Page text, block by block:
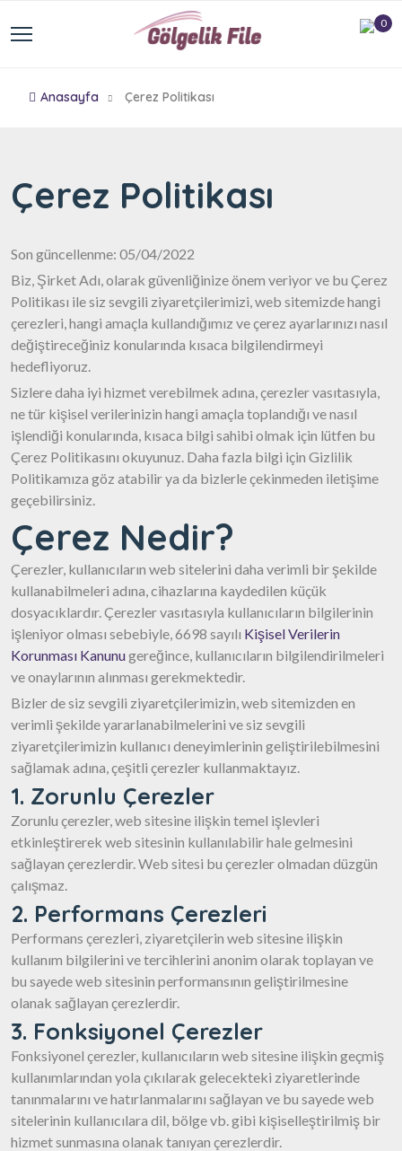
0
Anasayfa Çerez Politikası
Çerez Politikası
Son güncellenme: 05/04/2022
Biz, Şirket Adı, olarak güvenliğinize önem veriyor ve bu Çerez
Politikası ile siz sevgili ziyaretçilerimizi, web sitemizde hangi
çerezleri, hangi amaçla kullandığımız ve çerez ayarlarınızı nasıl
değiştireceğiniz konularında kısaca bilgilendirmeyi
hedefliyoruz.
Sizlere daha iyi hizmet verebilmek adına, çerezler vasıtasıyla,
ne tür kişisel verilerinizin hangi amaçla toplandığı ve nasıl
işlendiği konularında, kısaca bilgi sahibi olmak için lütfen bu
Çerez Politikasını okuyunuz. Daha fazla bilgi için Gizlilik
Politikamıza göz atabilir ya da bizlerle çekinmeden iletişime
geçebilirsiniz.
Çerez Nedir?
Çerezler, kullanıcıların web sitelerini daha verimli bir şekilde
kullanabilmeleri adına, cihazlarına kaydedilen küçük
dosyacıklardır. Çerezler vasıtasıyla kullanıcıların bilgilerinin
işleniyor olması sebebiyle, 6698 sayılı Kişisel Verilerin
Korunması Kanunugereğince, kullanıcıların bilgilendirilmeleri
ve onaylarının alınması gerekmektedir.
Bizler de siz sevgili ziyaretçilerimizin, web sitemizden en
verimli şekilde yararlanabilmelerini ve siz sevgili
ziyaretçilerimizin kullanıcı deneyimlerinin geliştirilebilmesini
sağlamak adına, çeşitli çerezler kullanmaktayız.
1. Zorunlu Çerezler
Zorunlu çerezler, web sitesine ilişkin temel işlevleri
etkinleştirerek web sitesinin kullanılabilir hale gelmesini
sağlayan çerezlerdir. Web sitesi bu çerezler olmadan düzgün
çalışmaz.
2. Performans Çerezleri
Performans çerezleri, ziyaretçilerin web sitesine ilişkin
kullanım bilgilerini ve tercihlerini anonim olarak toplayan ve
bu sayede web sitesinin performansının geliştirilmesine
olanak sağlayan çerezlerdir.
3. Fonksiyonel Çerezler
Fonksiyonel çerezler, kullanıcıların web sitesine ilişkin geçmiş
kullanımlarından yola çıkılarak gelecekteki ziyaretlerinde
tanınmalarını ve hatırlanmalarını sağlayan ve bu sayede web
sitelerinin kullanıcılara dil, bölge vb. gibi kişiselleştirilmiş bir
hizmet sunmasına olanak tanıyan çerezlerdir.